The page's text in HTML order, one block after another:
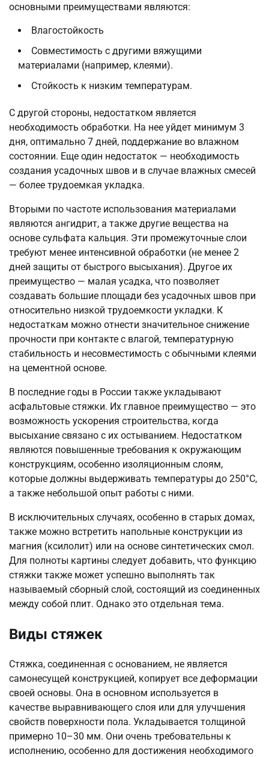
основными преимуществами являются:
Влагостойкость
Совместимость с другими вяжущими
материалами (например, клеями).
Стойкость к низким температурам.
С другой стороны, недостатком является
необходимость обработки. На нее уйдет минимум 3
дня, оптимально 7 дней, поддержание во влажном
состоянии. Еще один недостаток — необходимость
создания усадочных швов и в случае влажных смесей
— более трудоемкая укладка.
Вторыми по частоте использования материалами
являются ангидрит, а также другие вещества на
основе сульфата кальция. Эти промежуточные слои
требуют менее интенсивной обработки (не менее 2
дней защиты от быстрого высыхания). Другое их
преимущество — малая усадка, что позволяет
создавать большие площади без усадочных швов при
относительно низкой трудоемкости укладки. К
недостаткам можно отнести значительное снижение
прочности при контакте с влагой, температурную
стабильность и несовместимость с обычными клеями
на цементной основе.
В последние годы в России также укладывают
асфальтовые стяжки. Их главное преимущество — это
возможность ускорения строительства, когда
высыхание связано с их остыванием. Недостатком
являются повышенные требования к окружающим
конструкциям, особенно изоляционным слоям,
которые должны выдерживать температуры до 250°C,
а также небольшой опыт работы с ними.
В исключительных случаях, особенно в старых домах,
также можно встретить напольные конструкции из
магния (ксилолит) или на основе синтетических смол.
Для полноты картины следует добавить, что функцию
стяжки также может успешно выполнять так
называемый сборный слой, состоящий из соединенных
между собой плит. Однако это отдельная тема.
Виды стяжек
Стяжка, соединенная с основанием, не является
самонесущей конструкцией, копирует все деформации
своей основы. Она в основном используется в
качестве выравнивающего слоя или для улучшения
свойств поверхности пола. Укладывается толщиной
примерно 10–30 мм. Они очень требовательны к
исполнению, особенно для достижения необходимого